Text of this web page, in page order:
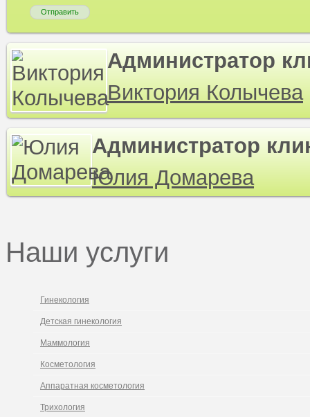
Администратор
Виктория Колычева
Администратор
Юлия Домарева
Наши услуги
Гинекология
Детская гинекология
Маммология
Косметология
Аппаратная косметология
Трихология